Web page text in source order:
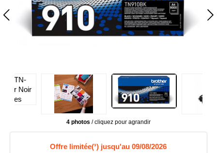
4 photos / cliquez pour agrandir
Offre limitée(¹) jusqu'au 09/08/2026